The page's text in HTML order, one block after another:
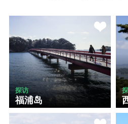
探访
福浦岛